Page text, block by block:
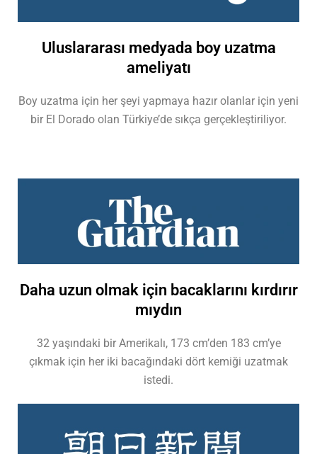
Uluslararası medyada boy uzatma
ameliyatı
Boy uzatma için her şeyi yapmaya hazır olanlar için yeni
bir El Dorado olan Türkiye’de sıkça gerçekleştiriliyor.
Daha uzun olmak için bacaklarını kırdırır
mıydın
32 yaşındaki bir Amerikalı, 173 cm’den 183 cm’ye
çıkmak için her iki bacağındaki dört kemiği uzatmak
istedi.